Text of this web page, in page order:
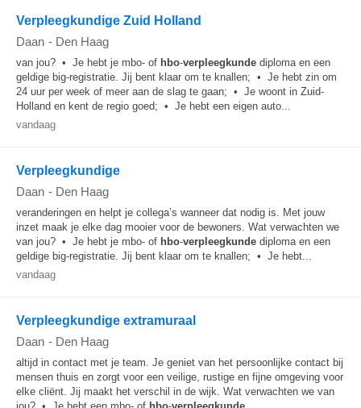
Verpleegkundige Zuid Holland
Daan - Den Haag
van jou? • Je hebt je mbo- of hbo-verpleegkunde diploma en een
geldige big-registratie. Jij bent klaar om te knallen; • Je hebt zin om
24 uur per week of meer aan de slag te gaan; • Je woont in Zuid-
Holland en kent de regio goed; • Je hebt een eigen auto...
vandaag
Verpleegkundige
Daan - Den Haag
veranderingen en helpt je collega’s wanneer dat nodig is. Met jouw
inzet maak je elke dag mooier voor de bewoners. Wat verwachten we
van jou? • Je hebt je mbo- of hbo-verpleegkunde diploma en een
geldige big-registratie. Jij bent klaar om te knallen; • Je hebt...
vandaag
Verpleegkundige extramuraal
Daan - Den Haag
altijd in contact met je team. Je geniet van het persoonlijke contact bij
mensen thuis en zorgt voor een veilige, rustige en fijne omgeving voor
elke cliënt. Jij maakt het verschil in de wijk. Wat verwachten we van